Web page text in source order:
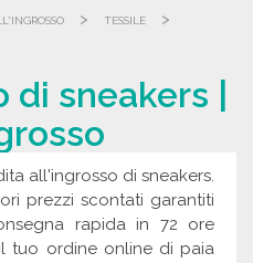
> TESSILE >
sneakers |
all'ingrosso di sneakers.
prezzi scontati garantiti
rapida in 72 ore
tuo ordine online di paia